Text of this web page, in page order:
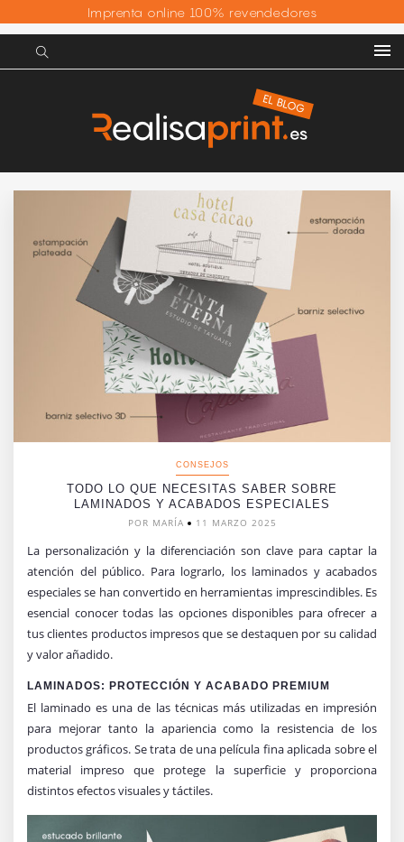
Imprenta online 100% revendedores
CONSEJOS
TODO LO QUE NECESITAS SABER SOBRE
LAMINADOS Y ACABADOS ESPECIALES
POR MARÍA 11 MARZO 2025
La personalización y la diferenciación son clave para captar la
atención del público. Para lograrlo, los laminados y acabados
especiales se han convertido en herramientas imprescindibles. Es
esencial conocer todas las opciones disponibles para ofrecer a
tus clientes productos impresos que se destaquen por su calidad
y valor añadido.
LAMINADOS: PROTECCIÓN Y ACABADO PREMIUM
El laminado es una de las técnicas más utilizadas en impresión
para mejorar tanto la apariencia como la resistencia de los
productos gráficos. Se trata de una película fina aplicada sobre el
material impreso que protege la superficie y proporciona
distintos efectos visuales y táctiles.